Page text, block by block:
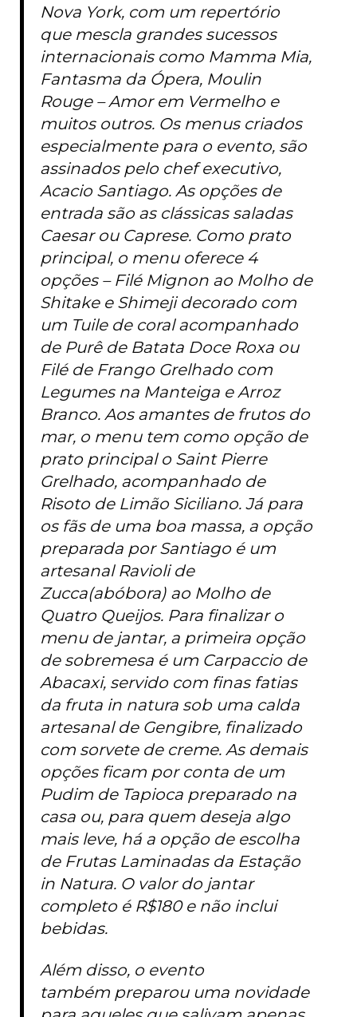
Nova York, com um repertório
que mescla grandes sucessos
internacionais como Mamma Mia,
Fantasma da Ópera, Moulin
Rouge – Amor em Vermelho e
muitos outros. Os menus criados
especialmente para o evento, são
assinados pelo chef executivo,
Acacio Santiago. As opções de
entrada são as clássicas saladas
Caesar ou Caprese. Como prato
principal, o menu oferece 4
opções – Filé Mignon ao Molho de
Shitake e Shimeji decorado com
um Tuile de coral acompanhado
de Purê de Batata Doce Roxa ou
Filé de Frango Grelhado com
Legumes na Manteiga e Arroz
Branco. Aos amantes de frutos do
mar, o menu tem como opção de
prato principal o Saint Pierre
Grelhado, acompanhado de
Risoto de Limão Siciliano. Já para
os fãs de uma boa massa, a opção
preparada por Santiago é um
artesanal Ravioli de
Zucca(abóbora) ao Molho de
Quatro Queijos. Para finalizar o
menu de jantar, a primeira opção
de sobremesa é um Carpaccio de
Abacaxi, servido com finas fatias
da fruta in natura sob uma calda
artesanal de Gengibre, finalizado
com sorvete de creme. As demais
opções ficam por conta de um
Pudim de Tapioca preparado na
casa ou, para quem deseja algo
mais leve, há a opção de escolha
de Frutas Laminadas da Estação
in Natura. O valor do jantar
completo é R$180 e não inclui
bebidas.
Além disso, o evento
também preparou uma novidade